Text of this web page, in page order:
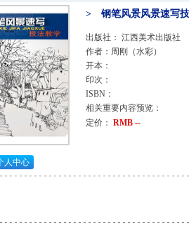
> 钢笔风景风景速写
出版社： 江西美术出版社
作者：周刚（水彩）
开本：
印次：
ISBN：
相关重要内容预览：
定价： RMB --
人中心